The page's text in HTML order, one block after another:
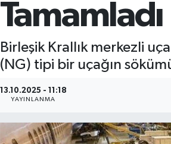
Tamamladı
Birleşik Krallık merkezli
(NG) tipi bir uçağın
13.10.2025 - 11:18
YAYINLANMA